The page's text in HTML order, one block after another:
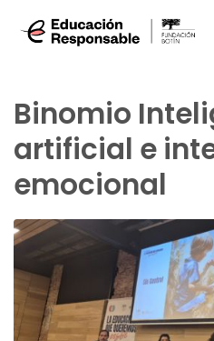
Binomio
artificial e
emocional